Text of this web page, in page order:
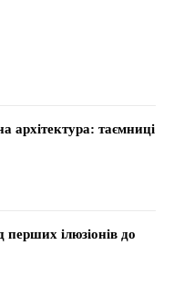
архітектура: таємниці
перших ілюзіонів до